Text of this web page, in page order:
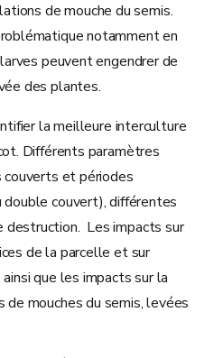
de mouche du semis.
notamment en
peuvent engendrer de
des plantes.
la meilleure interculture
Différents paramètres
et périodes
double couvert), différentes
Les impacts sur
de la parcelle et sur
que les impacts sur la
mouches du semis, levées